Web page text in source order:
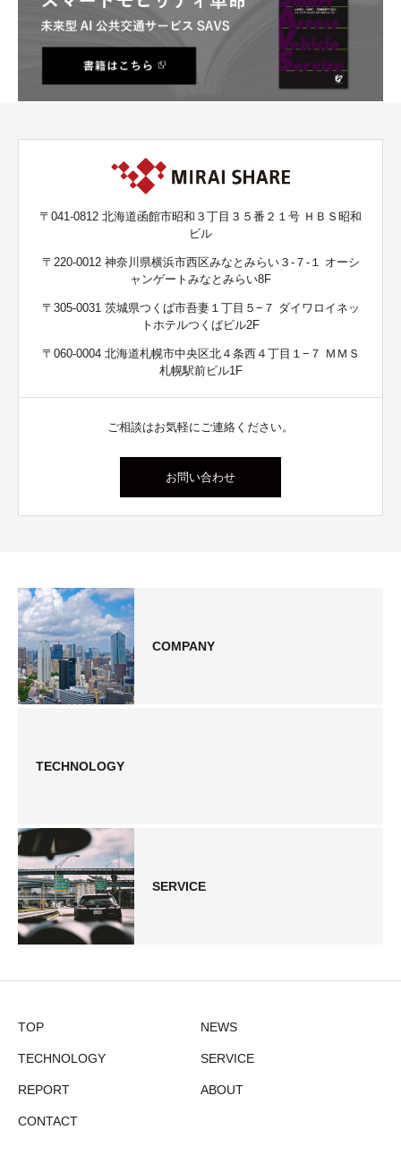
〒041-0812 北海道函館市昭和３丁目３５番２１号 ＨＢＳ昭和
ビル
〒220-0012 神奈川県横浜市西区みなとみらい３-７-１ オーシ
ャンゲートみなとみらい8F
〒305-0031 茨城県つくば市吾妻１丁目５−７ ダイワロイネッ
トホテルつくばビル2F
〒060-0004 北海道札幌市中央区北４条西４丁目１−７ ＭＭＳ
札幌駅前ビル1F
ご相談はお気軽にご連絡ください。
お問い合わせ
COMPANY
TECHNOLOGY
SERVICE
TOP NEWS
TECHNOLOGY SERVICE
REPORT ABOUT
CONTACT